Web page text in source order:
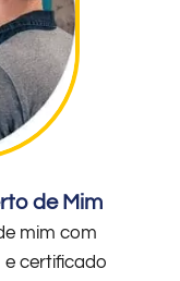
de Mim
mim com
certificado